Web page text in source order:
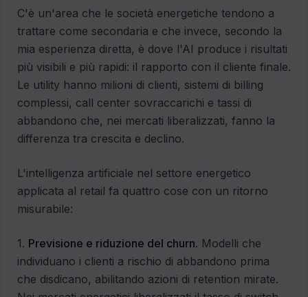
C'è un'area che le società energetiche tendono a
trattare come secondaria e che invece, secondo la
mia esperienza diretta, è dove l'AI produce i risultati
più visibili e più rapidi: il rapporto con il cliente finale.
Le utility hanno milioni di clienti, sistemi di billing
complessi, call center sovraccarichi e tassi di
abbandono che, nei mercati liberalizzati, fanno la
differenza tra crescita e declino.
L'intelligenza artificiale nel settore energetico
applicata al retail fa quattro cose con un ritorno
misurabile:
1. Previsione e riduzione del churn. Modelli che
individuano i clienti a rischio di abbandono prima
che disdicano, abilitando azioni di retention mirate.